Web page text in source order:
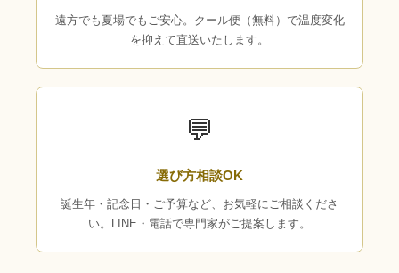
遠方でも夏場でもご安心。クール便（無料）で温度変化
を抑えて直送いたします。
💬
選び方相談OK
誕生年・記念日・ご予算など、お気軽にご相談くださ
い。LINE・電話で専門家がご提案します。